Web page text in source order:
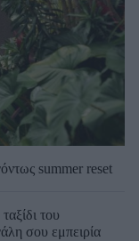
summer reset
του
σου εμπειρία